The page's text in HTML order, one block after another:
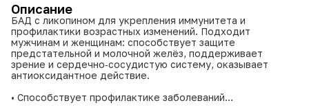
Описание
БАД с ликопином для укрепления иммунитета и
профилактики возрастных изменений. Подходит
мужчинам и женщинам: способствует защите
предстательной и молочной желёз, поддерживает
зрение и сердечно‑сосудистую систему, оказывает
антиоксидантное действие.
• Способствует профилактике заболеваний